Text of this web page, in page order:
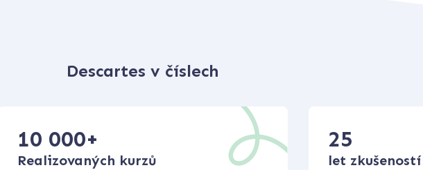
Descartes v číslech
10 000+
Realizovaných kurzů
25
let zkušeností